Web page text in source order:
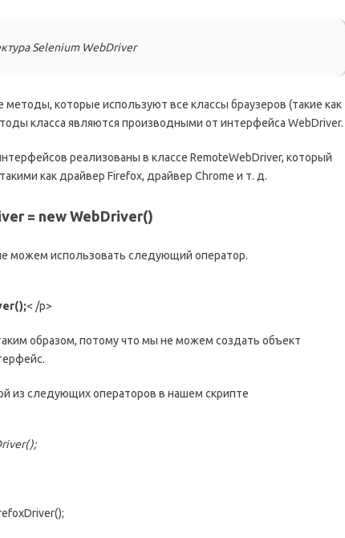
Selenium WebDriver
которые используют все классы браузеров (такие как
класса являются производными от интерфейса WebDriver.
реализованы в классе RemoteWebDriver, который
как драйвер Firefox, драйвер Chrome и т. д.
= new WebDriver()
можем использовать следующий оператор.
< /p>
образом, потому что мы не можем создать объект
из следующих операторов в нашем скрипте